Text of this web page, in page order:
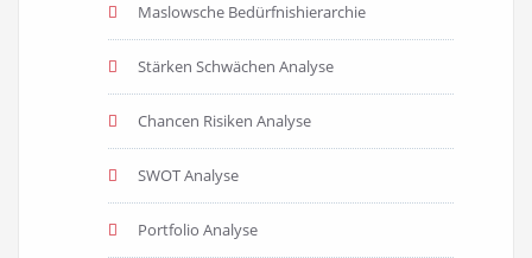
Maslowsche Bedürfnishierarchie
Stärken Schwächen Analyse
Chancen Risiken Analyse
SWOT Analyse
Portfolio Analyse